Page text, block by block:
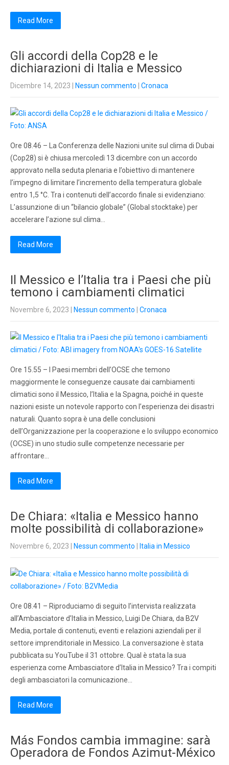
Read More
Gli accordi della Cop28 e le
dichiarazioni di Italia e Messico
Dicembre 14, 2023 Nessun commento Cronaca
Ore 08.46 – La Conferenza delle Nazioni unite sul clima di Dubai
(Cop28) si è chiusa mercoledì 13 dicembre con un accordo
approvato nella seduta plenaria e l’obiettivo di mantenere
l’impegno di limitare l’incremento della temperatura globale
entro 1,5 °C. Tra i contenuti dell’accordo finale si evidenziano:
L’assunzione di un “bilancio globale” (Global stocktake) per
accelerare l’azione sul clima…
Read More
Il Messico e l’Italia tra i Paesi che più
temono i cambiamenti climatici
Novembre 6, 2023 Nessun commento Cronaca
Ore 15.55 – I Paesi membri dell’OCSE che temono
maggiormente le conseguenze causate dai cambiamenti
climatici sono il Messico, l’Italia e la Spagna, poiché in queste
nazioni esiste un notevole rapporto con l’esperienza dei disastri
naturali. Quanto sopra è una delle conclusioni
dell’Organizzazione per la cooperazione e lo sviluppo economico
(OCSE) in uno studio sulle competenze necessarie per
affrontare…
Read More
De Chiara: «Italia e Messico hanno
molte possibilità di collaborazione»
Novembre 6, 2023 Nessun commento Italia in Messico
Ore 08.41 – Riproduciamo di seguito l’intervista realizzata
all’Ambasciatore d’Italia in Messico, Luigi De Chiara, da B2V
Media, portale di contenuti, eventi e relazioni aziendali per il
settore imprenditoriale in Messico. La conversazione è stata
pubblicata su YouTube il 31 ottobre. Qual è stata la sua
esperienza come Ambasciatore d’Italia in Messico? Tra i compiti
degli ambasciatori la comunicazione…
Read More
Más Fondos cambia immagine: sarà
Operadora de Fondos Azimut-México